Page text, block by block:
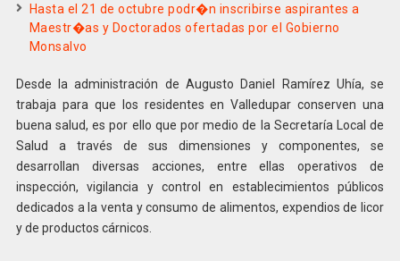
Hasta el 21 de octubre podr�n inscribirse aspirantes a
Maestr�as y Doctorados ofertadas por el Gobierno
Monsalvo
Desde la administración de Augusto Daniel Ramírez Uhía, se
trabaja para que los residentes en Valledupar conserven una
buena salud, es por ello que por medio de la Secretaría Local de
Salud a través de sus dimensiones y componentes, se
desarrollan diversas acciones, entre ellas operativos de
inspección, vigilancia y control en establecimientos públicos
dedicados a la venta y consumo de alimentos, expendios de licor
y de productos cárnicos.